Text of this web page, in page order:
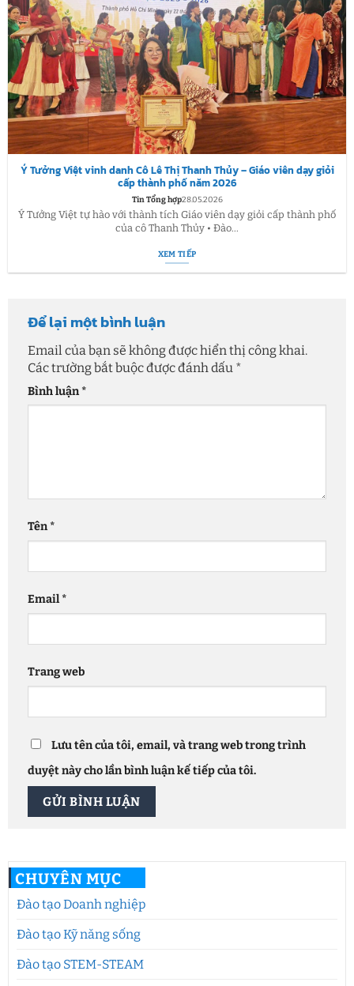
CHUYÊN MỤC
Đào tạo Doanh nghiệp
Đào tạo Kỹ năng sống
Đào tạo STEM-STEAM
Ý Tưởng Việt vinh danh Cô Lê Thị Thanh Thủy – Giáo viên dạy giỏi
cấp thành phố năm 2026
Tin Tổng hợp28.05.2026
Ý Tưởng Việt tự hào với thành tích Giáo viên dạy giỏi cấp thành phố
của cô Thanh Thủy • Đào...
XEM TIẾP
Để lại một bình luận
Email của bạn sẽ không được hiển thị công khai.
Các trường bắt buộc được đánh dấu *
Bình luận*
Tên*
Email*
Trang web
Lưu tên của tôi, email, và trang web trong trình
duyệt này cho lần bình luận kế tiếp của tôi.